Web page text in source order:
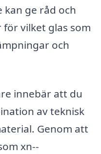
kan ge råd och
vilket glas som
och
innebär att du
av teknisk
Genom att
xn--